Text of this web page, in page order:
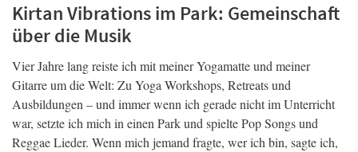
Kirtan Vibrations im Park: Gemeinschaft
über die Musik
Vier Jahre lang reiste ich mit meiner Yogamatte und meiner
Gitarre um die Welt: Zu Yoga Workshops, Retreats und
Ausbildungen – und immer wenn ich gerade nicht im Unterricht
war, setzte ich mich in einen Park und spielte Pop Songs und
Reggae Lieder. Wenn mich jemand fragte, wer ich bin, sagte ich,